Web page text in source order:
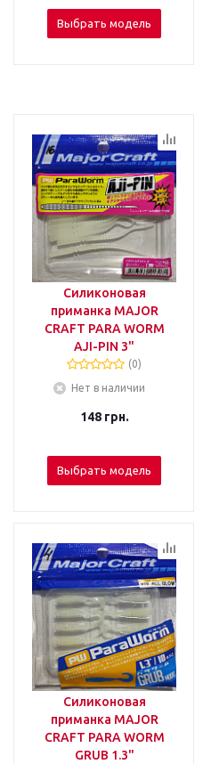
Выбрать модель
Силиконовая
приманка MAJOR
CRAFT PARA WORM
AJI-PIN 3"
(0)
Нет в наличии
148грн.
Выбрать модель
Силиконовая
приманка MAJOR
CRAFT PARA WORM
GRUB 1.3"